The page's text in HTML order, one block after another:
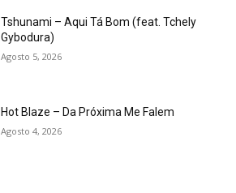
Tshunami – Aqui Tá Bom (feat. Tchely
Gybodura)
Agosto 5, 2026
Hot Blaze – Da Próxima Me Falem
Agosto 4, 2026